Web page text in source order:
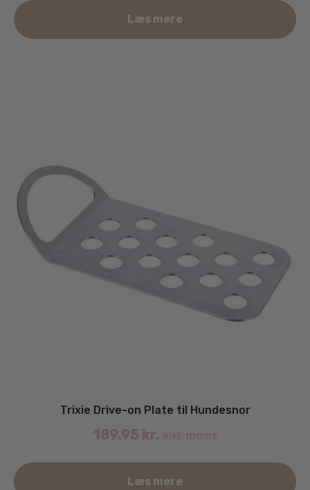
Læs mere
Trixie Drive-on Plate til Hundesnor
189.95 kr. inkl. moms
Læs mere